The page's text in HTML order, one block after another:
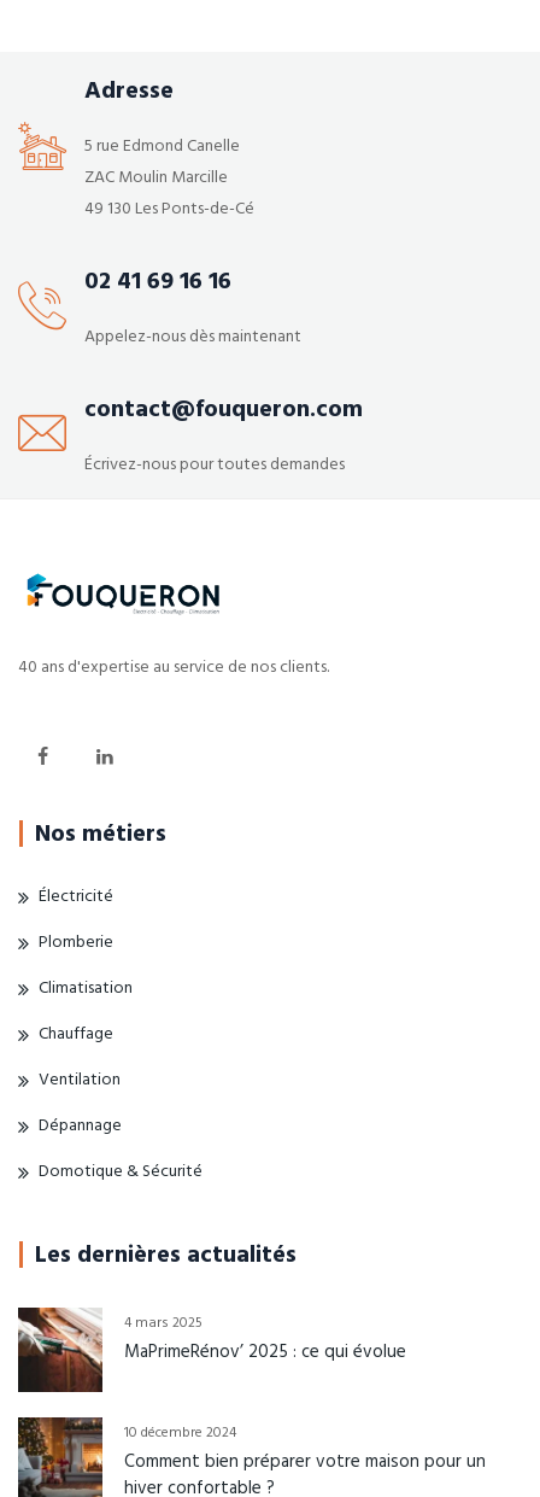
Adresse
5 rue Edmond Canelle
ZAC Moulin Marcille
49 130 Les Ponts-de-Cé
02 41 69 16 16
Appelez-nous dès maintenant
contact@fouqueron.com
Écrivez-nous pour toutes demandes
40 ans d'expertise au service de nos clients.
Nos métiers
Électricité
Plomberie
Climatisation
Chauffage
Ventilation
Dépannage
Domotique & Sécurité
Les dernières actualités
4 mars 2025
MaPrimeRénov’ 2025 : ce qui évolue
10 décembre 2024
Comment bien préparer votre maison pour un
hiver confortable ?